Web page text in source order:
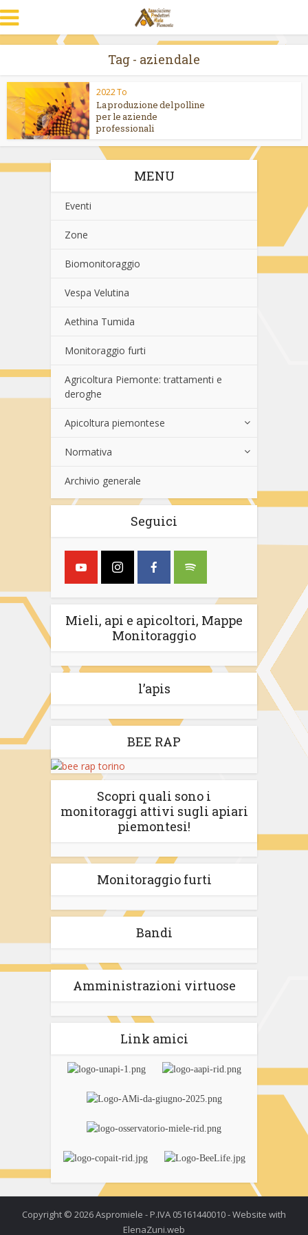
Tag - aziendale
2022 To
La produzione del polline
per le aziende
professionali
MENU
Eventi
Zone
Biomonitoraggio
Vespa Velutina
Aethina Tumida
Monitoraggio furti
Agricoltura Piemonte: trattamenti e
deroghe
Apicoltura piemontese
Normativa
Archivio generale
Seguici
Mieli, api e apicoltori, Mappe
Monitoraggio
l’apis
BEE RAP
Scopri quali sono i
monitoraggi attivi sugli apiari
piemontesi!
Monitoraggio furti
Bandi
Amministrazioni virtuose
Link amici
Copyright © 2026 Aspromiele - P.IVA 05161440010 - Website with
ElenaZuni.web